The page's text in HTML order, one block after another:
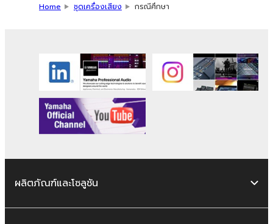
Home ชุดเครื่องเสียง กรณีศึกษา
ผลิตภัณฑ์และโซลูชัน